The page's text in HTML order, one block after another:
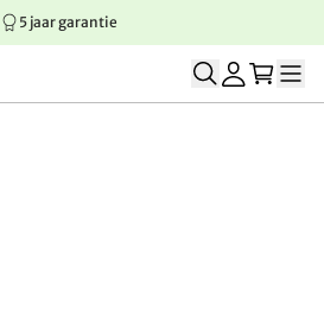
5 jaar garantie